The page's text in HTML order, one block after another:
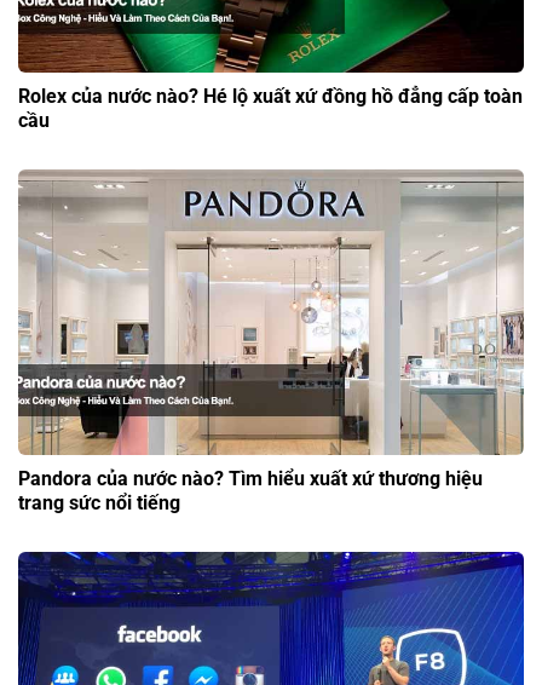
Rolex của nước nào? Hé lộ xuất xứ đồng hồ đẳng cấp toàn
cầu
Pandora của nước nào? Tìm hiểu xuất xứ thương hiệu
trang sức nổi tiếng